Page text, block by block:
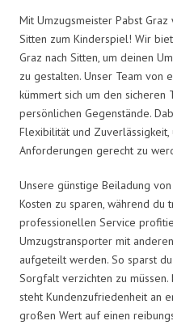
Mit Umzugsmeister Pabst
Sitten zum Kinderspiel! Wir
Graz nach Sitten, um deinen
zu gestalten. Unser Team von
kümmert sich um den
persönlichen Gegenstände.
Flexibilität und
Anforderungen gerecht zu
Unsere günstige Beiladung
Kosten zu sparen, während du
professionellen Service
Umzugstransporter mit
aufgeteilt werden. So sparst
Sorgfalt verzichten zu müssen.
steht Kundenzufriedenheit an
großen Wert auf einen